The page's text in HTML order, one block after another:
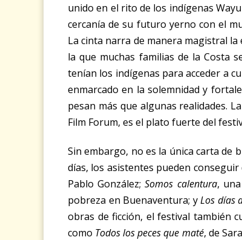
unido en el rito de los indígenas
cercanía de su futuro yerno con el
La cinta narra de manera magistral
la que muchas familias de la Costa
tenían los indígenas para acceder a
enmarcado en la solemnidad y
pesan más que algunas realidades.
Film Forum, es el plato fuerte del
Sin embargo, no es la única carta de
días, los asistentes pueden
Pablo González;Somos calentura,
pobreza en Buenaventura; yLos días
obras de ficción, el festival también
como Todos los peces que maté, de